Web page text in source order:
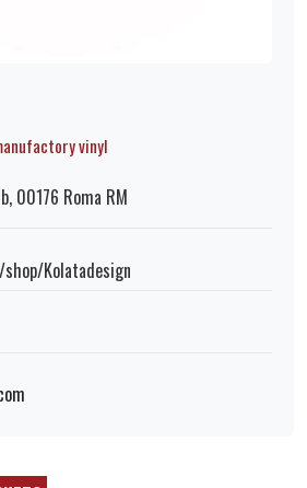
vinyl
00176 Roma RM
Kolatadesign